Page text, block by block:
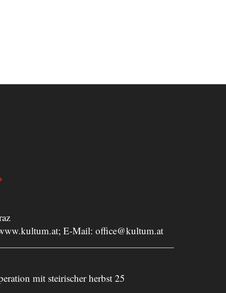
; E-Mail: office@kultum.at
mit steirischer herbst 25